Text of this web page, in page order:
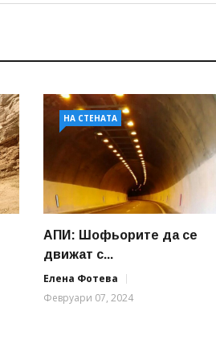
НА СТЕНАТА
АПИ: Шофьорите да се
движат с...
Елена Фотева
Февруари 07, 2024